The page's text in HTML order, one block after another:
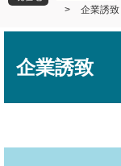
頭
飛
>
企業誘致
企業誘致